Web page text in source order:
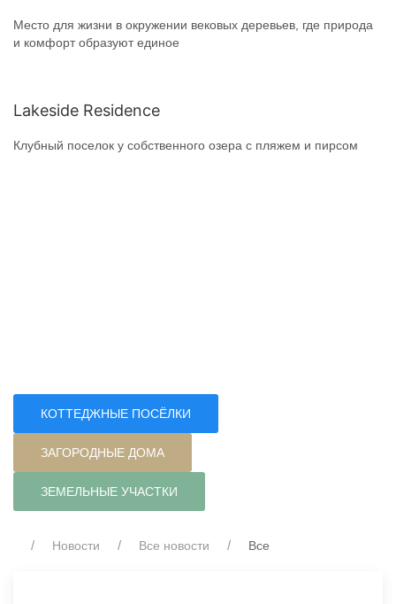
Место для жизни в окружении вековых деревьев, где природа
и комфорт образуют единое
Lakeside Residence
Клубный поселок у собственного озера с пляжем и пирсом
КОТТЕДЖНЫЕ ПОСЁЛКИ
ЗАГОРОДНЫЕ ДОМА
ЗЕМЕЛЬНЫЕ УЧАСТКИ
Новости Все новости Все